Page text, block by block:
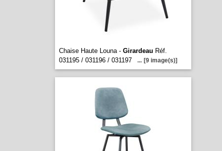
Chaise Haute Louna - Girardeau Réf.
031195 / 031196 / 031197
... [9 image(s)]